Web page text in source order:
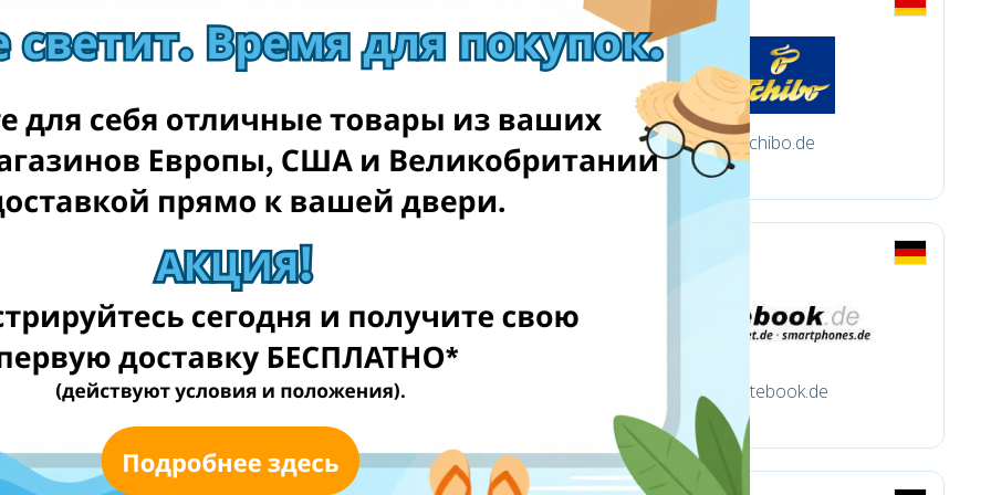
redcoon.de conrad.de tchibo.de
amazon.de thomann.de notebook.de